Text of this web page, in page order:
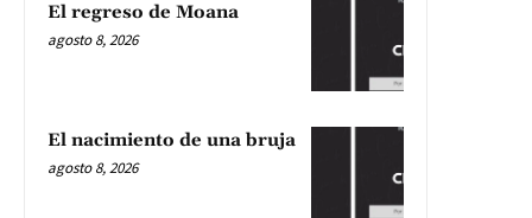
El regreso de Moana
agosto 8, 2026
El nacimiento de una bruja
agosto 8, 2026